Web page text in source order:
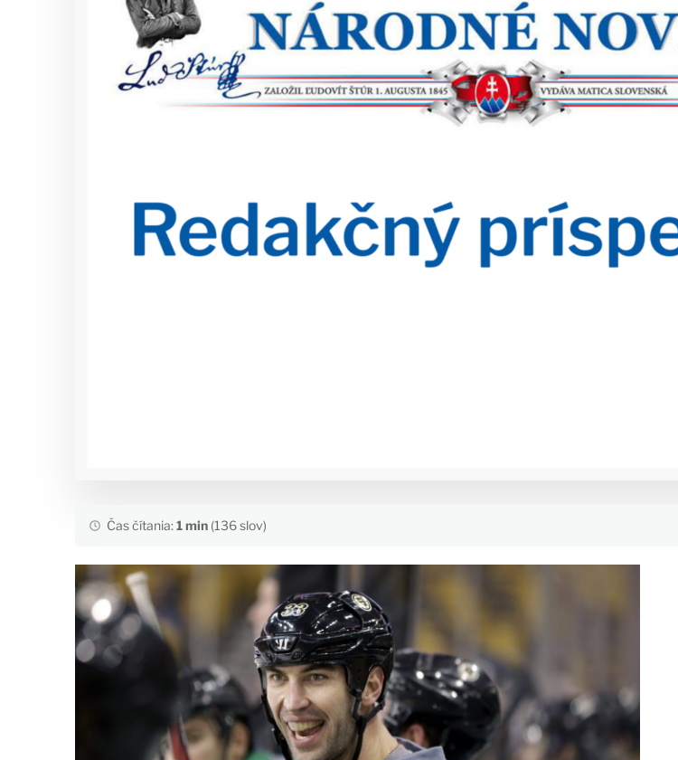
Čas čítania:1 min(136 slov)